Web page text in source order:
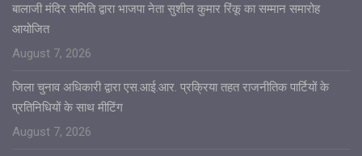
बालाजी मंदिर समिति द्वारा भाजपा नेता सुशील कुमार रिंकू का सम्मान समारोह
आयोजित
August 7, 2026
जिला चुनाव अधिकारी द्वारा एस.आई.आर. प्रक्रिया तहत राजनीतिक पार्टियों के
प्रतिनिधियों के साथ मीटिंग
August 7, 2026